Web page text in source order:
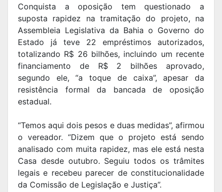
Conquista a oposição tem questionado a
suposta rapidez na tramitação do projeto, na
Assembleia Legislativa da Bahia o Governo do
Estado já teve 22 empréstimos autorizados,
totalizando R$ 26 bilhões, incluindo um recente
financiamento de R$ 2 bilhões aprovado,
segundo ele, “a toque de caixa”, apesar da
resistência formal da bancada de oposição
estadual.
“Temos aqui dois pesos e duas medidas”, afirmou
o vereador. “Dizem que o projeto está sendo
analisado com muita rapidez, mas ele está nesta
Casa desde outubro. Seguiu todos os trâmites
legais e recebeu parecer de constitucionalidade
da Comissão de Legislação e Justiça”.